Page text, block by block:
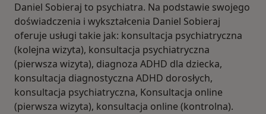
Daniel Sobieraj to psychiatra. Na podstawie swojego
doświadczenia i wykształcenia Daniel Sobieraj
oferuje usługi takie jak: konsultacja psychiatryczna
(kolejna wizyta), konsultacja psychiatryczna
(pierwsza wizyta), diagnoza ADHD dla dziecka,
konsultacja diagnostyczna ADHD dorosłych,
konsultacja psychiatryczna, Konsultacja online
(pierwsza wizyta), konsultacja online (kontrolna).